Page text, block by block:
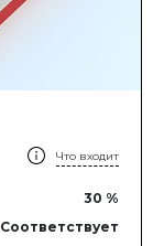
Что входит
30 %
Соответствует